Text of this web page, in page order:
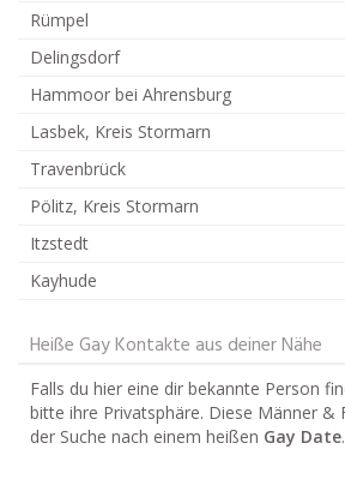
Rümpel
Delingsdorf
Hammoor bei Ahrensburg
Lasbek, Kreis Stormarn
Travenbrück
Pölitz, Kreis Stormarn
Itzstedt
Kayhude
Heiße Gay Kontakte aus deiner Nähe
Falls du hier eine dir bekannte Person
bitte ihre Privatsphäre. Diese Männer &
der Suche nach einem heißen Gay Date.